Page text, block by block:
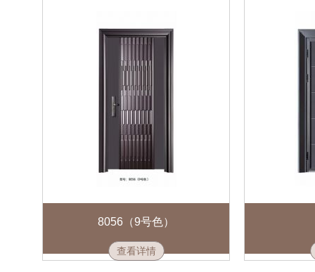
8056（9号色）
查看详情